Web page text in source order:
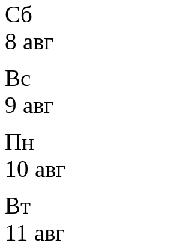
Сб
8 авг
Вс
9 авг
Пн
10 авг
Вт
11 авг